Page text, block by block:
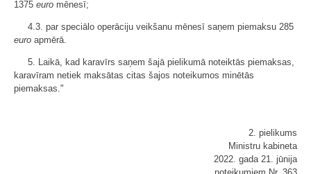
1375 euro mēnesī;
4.3. par speciālo operāciju veikšanu mēnesī saņem piemaksu 285
euro apmērā.
5. Laikā, kad karavīrs saņem šajā pielikumā noteiktās piemaksas,
karavīram netiek maksātas citas šajos noteikumos minētās
piemaksas."
2. pielikums
Ministru kabineta
2022. gada 21. jūnija